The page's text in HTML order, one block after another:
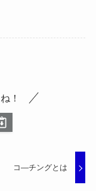
！
コ―チングとは